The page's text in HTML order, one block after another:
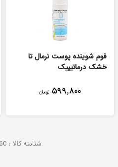
فوم شوینده پوست نرمال تا
خشک درماتیپیک
۵۹۹,۸۰۰ تومان
شناسه کالا :